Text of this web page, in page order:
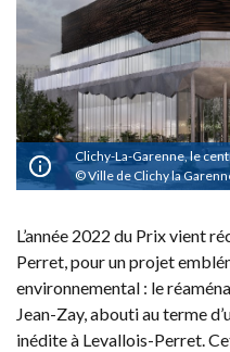
Clichy-La-Garenne, le
Ville de Clichy la
L’année 2022 du Prix vient
Perret, pour un projet
environnemental : le
Jean-Zay, abouti au terme
inédite à Levallois-Perret.